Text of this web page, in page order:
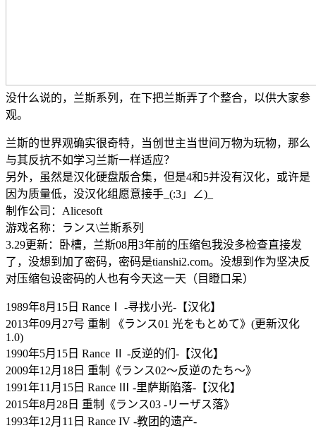
没什么说的，兰斯系列，在下把兰斯弄了个整合，以供大家参
观。
兰斯的世界观确实很奇特，当创世主当世间万物为玩物，那么
与其反抗不如学习兰斯一样适应？
另外，虽然是汉化硬盘版合集，但是4和5并没有汉化，或许是
因为质量低，没汉化组愿意接手_(:3」∠)_
制作公司：Alicesoft
游戏名称：ランス\兰斯系列
3.29更新：卧槽，兰斯08用3年前的压缩包我没多检查直接发
了，没想到加了密码，密码是tianshi2.com。没想到作为坚决反
对压缩包设密码的人也有今天这一天（目瞪口呆）
1989年8月15日 RanceⅠ -寻找小光-【汉化】
2013年09月27号 重制 《ランス01 光をもとめて》(更新汉化
1.0)
1990年5月15日 Rance Ⅱ -反逆的们-【汉化】
2009年12月18日 重制《ランス02～反逆のたち～》
1991年11月15日 Rance Ⅲ -里萨斯陷落-【汉化】
2015年8月28日 重制《ランス03 -リーザス落》
1993年12月11日 Rance IV -教团的遗产-